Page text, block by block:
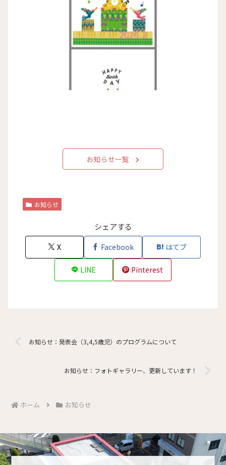
お知らせ一覧
お知らせ
シェアする
X Facebook はてブ
LINE Pinterest
お知らせ：発表会（3,4,5歳児）のプログラムについて
お知らせ：フォトギャラリー、更新しています！
ホーム お知らせ